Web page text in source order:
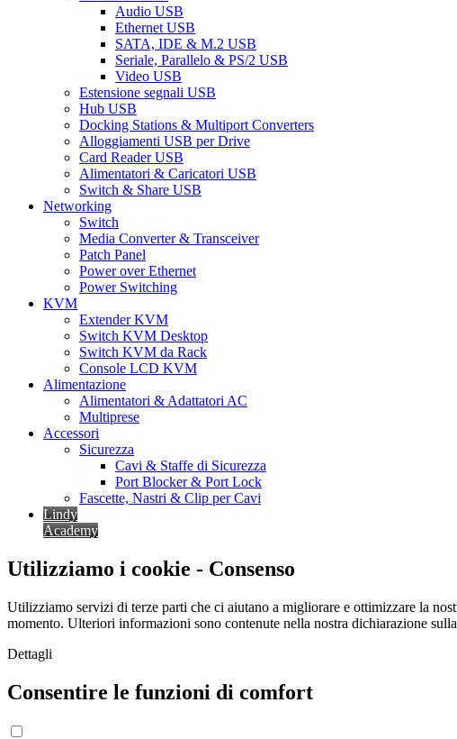
Audio USB
Ethernet USB
SATA, IDE & M.2 USB
Seriale, Parallelo & PS/2 USB
Video USB
Estensione segnali USB
Hub USB
Docking Stations & Multiport Converters
Alloggiamenti USB per Drive
Card Reader USB
Alimentatori & Caricatori USB
Switch & Share USB
Networking
Switch
Media Converter & Transceiver
Patch Panel
Power over Ethernet
Power Switching
KVM
Extender KVM
Switch KVM Desktop
Switch KVM da Rack
Console LCD KVM
Alimentazione
Alimentatori & Adattatori AC
Multiprese
Accessori
Sicurezza
Cavi & Staffe di Sicurezza
Port Blocker & Port Lock
Fascette, Nastri & Clip per Cavi
Lindy
Academy
Utilizziamo i cookie - Consenso
Utilizziamo servizi di terze parti che ci aiutano a migliorare e ottimizzare la
momento. Ulteriori informazioni sono contenute nella nostra dichiarazione sulla
Dettagli
Consentire le funzioni di comfort